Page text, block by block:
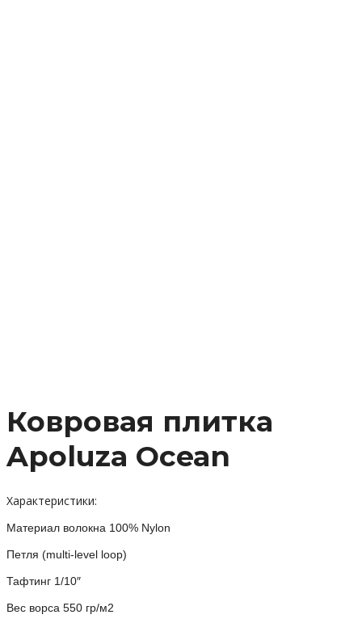
Ковровая плитка
Apoluza Ocean
Характеристики:
Материал волокна 100% Nylon
Петля (multi-level loop)
Тафтинг 1/10″
Вес ворса 550 гр/м2